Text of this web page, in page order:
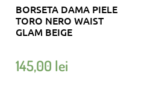
BORSETA DAMA PIELE
TORO NERO WAIST
GLAM BEIGE
145,00 lei